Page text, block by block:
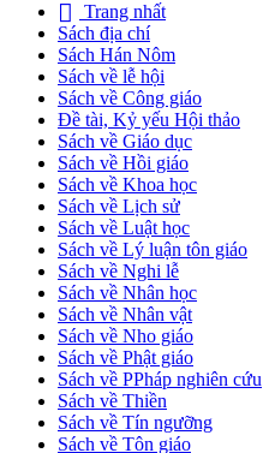
Trang nhất
Sách địa chí
Sách Hán Nôm
Sách về lễ hội
Sách về Công giáo
Đề tài, Kỷ yếu Hội thảo
Sách về Giáo dục
Sách về Hồi giáo
Sách về Khoa học
Sách về Lịch sử
Sách về Luật học
Sách về Lý luận tôn giáo
Sách về Nghi lễ
Sách về Nhân học
Sách về Nhân vật
Sách về Nho giáo
Sách về Phật giáo
Sách về PPháp nghiên cứu
Sách về Thiền
Sách về Tín ngưỡng
Sách về Tôn giáo